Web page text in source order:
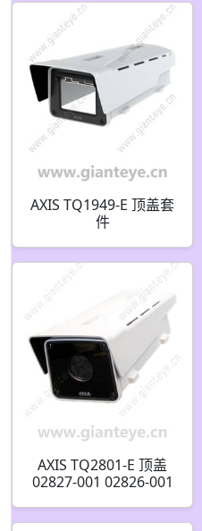
AXIS TQ1949-E 顶盖套
件
AXIS TQ2801-E 顶盖
02827-001 02826-001